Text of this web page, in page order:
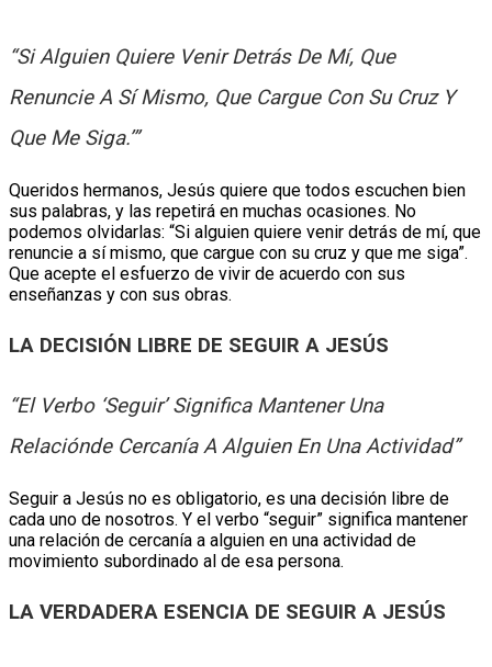
“Si Alguien Quiere Venir Detrás De Mí, Que
Renuncie A Sí Mismo, Que Cargue Con Su Cruz Y
Que Me Siga.’”
Queridos hermanos, Jesús quiere que todos escuchen bien
sus palabras, y las repetirá en muchas ocasiones. No
podemos olvidarlas: “Si alguien quiere venir detrás de mí, que
renuncie a sí mismo, que cargue con su cruz y que me siga”.
Que acepte el esfuerzo de vivir de acuerdo con sus
enseñanzas y con sus obras.
LA DECISIÓN LIBRE DE SEGUIR A JESÚS
“El Verbo ‘seguir’ Significa Mantener Una
Relaciónde Cercanía A Alguien En Una Actividad”
Seguir a Jesús no es obligatorio, es una decisión libre de
cada uno de nosotros. Y el verbo “seguir” significa mantener
una relación de cercanía a alguien en una actividad de
movimiento subordinado al de esa persona.
LA VERDADERA ESENCIA DE SEGUIR A JESÚS